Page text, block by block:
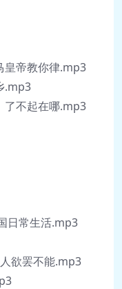
皇帝教你律.mp3
.mp3
了不起在哪.mp3
日常生活.mp3
欲罢不能.mp3